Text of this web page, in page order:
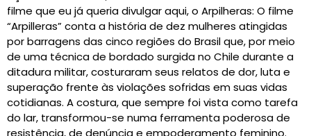
filme que eu já queria divulgar aqui, o Arpilheras: O filme
“Arpilleras” conta a história de dez mulheres atingidas
por barragens das cinco regiões do Brasil que, por meio
de uma técnica de bordado surgida no Chile durante a
ditadura militar, costuraram seus relatos de dor, luta e
superação frente às violações sofridas em suas vidas
cotidianas. A costura, que sempre foi vista como tarefa
do lar, transformou-se numa ferramenta poderosa de
resistência, de denúncia e empoderamento feminino.